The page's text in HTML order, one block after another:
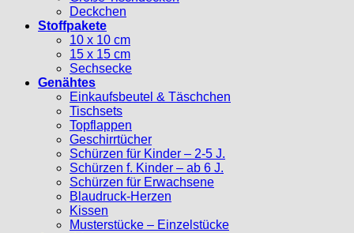
Deckchen
Stoffpakete
10 x 10 cm
15 x 15 cm
Sechsecke
Genähtes
Einkaufsbeutel & Täschchen
Tischsets
Topflappen
Geschirrtücher
Schürzen für Kinder – 2-5 J.
Schürzen f. Kinder – ab 6 J.
Schürzen für Erwachsene
Blaudruck-Herzen
Kissen
Musterstücke – Einzelstücke